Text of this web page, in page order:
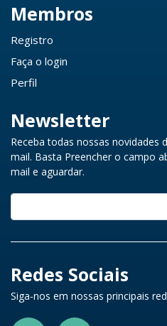
Membros
Registro
Faça o login
Perfil
Newsletter
Receba todas nossas novidades
mail. Basta Preencher o campo
mail e aguardar.
Redes Sociais
Siga-nos em nossas principais